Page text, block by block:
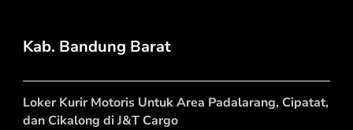
Kab. Bandung Barat
Loker Kurir Motoris Untuk Area Padalarang, Cipatat,
dan Cikalong di J&T Cargo